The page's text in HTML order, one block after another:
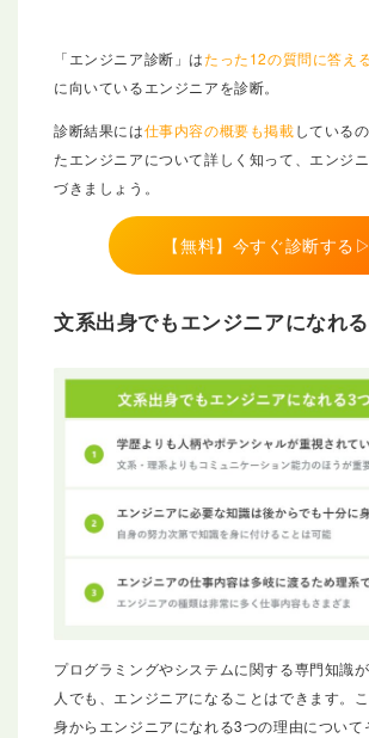
「エンジニア診断」はたった12の質問に答え
に向いているエンジニアを診断。
診断結果には仕事内容の概要も掲載している
たエンジニアについて詳しく知って、エンジ
づきましょう。
【無料】今すぐ診断する▷
文系出身でもエンジニアになれ
プログラミングやシステムに関する専門知識
人でも、エンジニアになることはできます。
身からエンジニアになれる3つの理由について